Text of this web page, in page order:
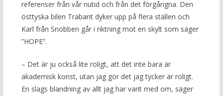
referenser från vår nutid och från det förgångna. Den
östtyska bilen Trabant dyker upp på flera ställen och
Karl från Snobben går i riktning mot en skylt som säger
”HOPE”.
– Det är ju också lite roligt, att det inte bara är
akademisk konst, utan jag gör det jag tycker är roligt.
En slags blandning av allt jag har varit med om, säger